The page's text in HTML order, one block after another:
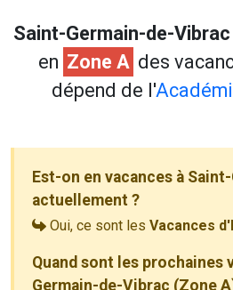
Saint-Germain-de-
en Zone A des
dépend de l'
Est-on en vacances à
actuellement ?
Oui, ce sont les Vacances
Quand sont les prochaines
Germain-de-Vibrac (Zone